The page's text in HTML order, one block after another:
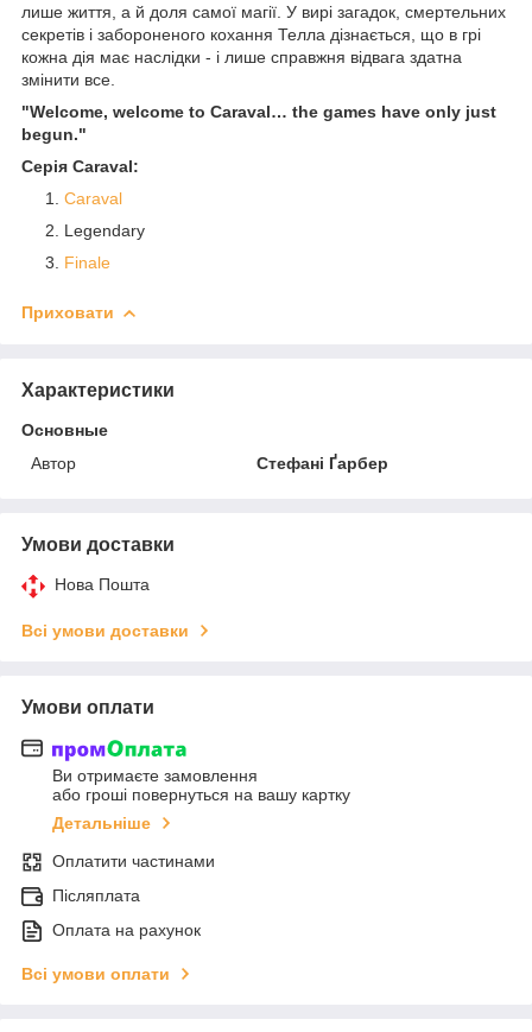
лише життя, а й доля самої магії. У вирі загадок, смертельних
секретів і забороненого кохання Телла дізнається, що в грі
кожна дія має наслідки - і лише справжня відвага здатна
змінити все.
"Welcome, welcome to Caraval… the games have only just
begun."
Серія Caraval:
Caraval
Legendary
Finale
Приховати
Характеристики
Основные
Автор
Стефані Ґарбер
Умови доставки
Нова Пошта
Всі умови доставки
Умови оплати
Ви отримаєте замовлення
або гроші повернуться на вашу картку
Детальніше
Оплатити частинами
Післяплата
Оплата на рахунок
Всі умови оплати